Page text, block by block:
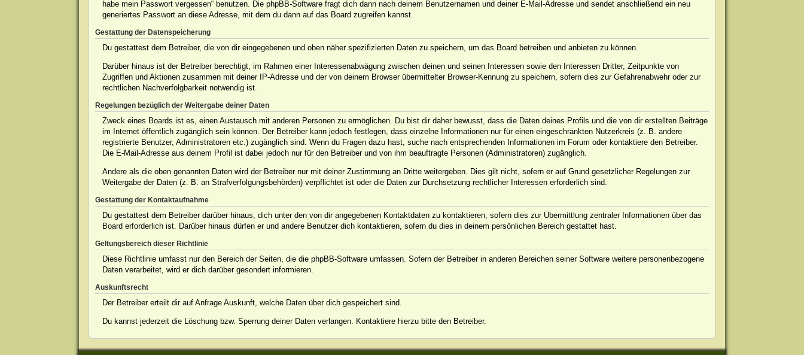
habe mein Passwort vergessen“ benutzen. Die phpBB-Software fragt dich dann nach deinem Benutzernamen und deiner E-Mail-Adresse und sendet anschließend ein neu
generiertes Passwort an diese Adresse, mit dem du dann auf das Board zugreifen kannst.
Gestattung der Datenspeicherung
Du gestattest dem Betreiber, die von dir eingegebenen und oben näher spezifizierten Daten zu speichern, um das Board betreiben und anbieten zu können.
Darüber hinaus ist der Betreiber berechtigt, im Rahmen einer Interessenabwägung zwischen deinen und seinen Interessen sowie den Interessen Dritter, Zeitpunkte von
Zugriffen und Aktionen zusammen mit deiner IP-Adresse und der von deinem Browser übermittelter Browser-Kennung zu speichern, sofern dies zur Gefahrenabwehr oder zur
rechtlichen Nachverfolgbarkeit notwendig ist.
Regelungen bezüglich der Weitergabe deiner Daten
Zweck eines Boards ist es, einen Austausch mit anderen Personen zu ermöglichen. Du bist dir daher bewusst, dass die Daten deines Profils und die von dir erstellten Beiträge
im Internet öffentlich zugänglich sein können. Der Betreiber kann jedoch festlegen, dass einzelne Informationen nur für einen eingeschränkten Nutzerkreis (z. B. andere
registrierte Benutzer, Administratoren etc.) zugänglich sind. Wenn du Fragen dazu hast, suche nach entsprechenden Informationen im Forum oder kontaktiere den Betreiber.
Die E-Mail-Adresse aus deinem Profil ist dabei jedoch nur für den Betreiber und von ihm beauftragte Personen (Administratoren) zugänglich.
Andere als die oben genannten Daten wird der Betreiber nur mit deiner Zustimmung an Dritte weitergeben. Dies gilt nicht, sofern er auf Grund gesetzlicher Regelungen zur
Weitergabe der Daten (z. B. an Strafverfolgungsbehörden) verpflichtet ist oder die Daten zur Durchsetzung rechtlicher Interessen erforderlich sind.
Gestattung der Kontaktaufnahme
Du gestattest dem Betreiber darüber hinaus, dich unter den von dir angegebenen Kontaktdaten zu kontaktieren, sofern dies zur Übermittlung zentraler Informationen über das
Board erforderlich ist. Darüber hinaus dürfen er und andere Benutzer dich kontaktieren, sofern du dies in deinem persönlichen Bereich gestattet hast.
Geltungsbereich dieser Richtlinie
Diese Richtlinie umfasst nur den Bereich der Seiten, die die phpBB-Software umfassen. Sofern der Betreiber in anderen Bereichen seiner Software weitere personenbezogene
Daten verarbeitet, wird er dich darüber gesondert informieren.
Auskunftsrecht
Der Betreiber erteilt dir auf Anfrage Auskunft, welche Daten über dich gespeichert sind.
Du kannst jederzeit die Löschung bzw. Sperrung deiner Daten verlangen. Kontaktiere hierzu bitte den Betreiber.